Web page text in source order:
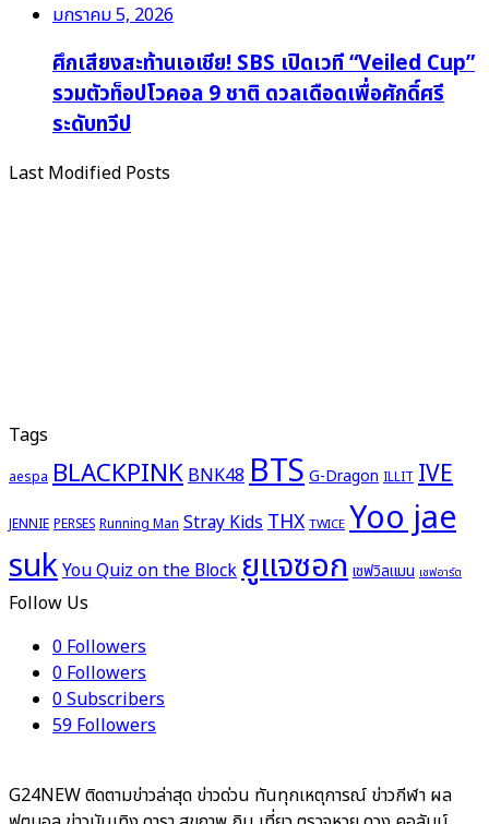
มกราคม 5, 2026
ศึกเสียงสะท้านเอเชีย! SBS เปิดเวที “Veiled Cup”
รวมตัวท็อปโวคอล 9 ชาติ ดวลเดือดเพื่อศักดิ์ศรี
ระดับทวีป
Last Modified Posts
Tags
aespa BLACKPINKBNK48BTSG-Dragon ILLIT IVE
JENNIE PERSES Running Man Stray KidsTHX TWICE Yoo jae
sukYou Quiz on the Blockยูแจซอก เชฟวิลแมน เชฟอาร์ต
Follow Us
0Followers
0Followers
0Subscribers
59Followers
G24NEW ติดตามข่าวล่าสุด ข่าวด่วน ทันทุกเหตุการณ์ ข่าวกีฬา ผล